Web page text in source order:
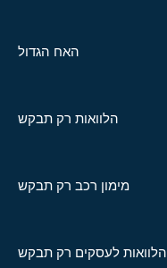
האח הגדול
הלוואות רק תבקש
מימון רכב רק תבקש
הלוואות לעסקים רק תבקש